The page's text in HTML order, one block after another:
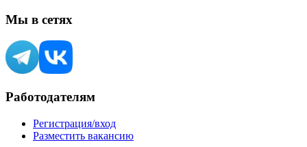
Мы в сетях
Работодателям
Регистрация/вход
Разместить вакансию